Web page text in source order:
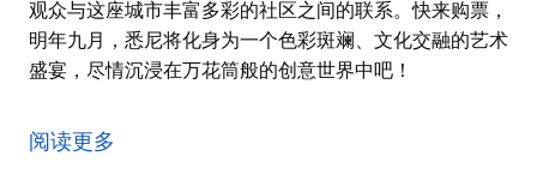
观众与这座城市丰富多彩的社区之间的联系。快来购票，
明年九月，悉尼将化身为一个色彩斑斓、文化交融的艺术
盛宴，尽情沉浸在万花筒般的创意世界中吧！
尼大都会区70多个场地将举办超过450场精彩纷呈的活
动。
阅读更多